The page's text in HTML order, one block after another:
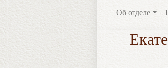
Об отделе